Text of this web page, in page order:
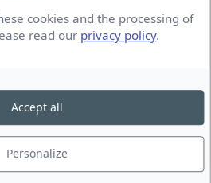
, éclaireur de Marques.
Saria Chémali.
cookies and the processing of
read our privacy policy.
Personalize
Accept all